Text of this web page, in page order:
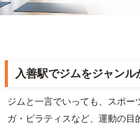
入善駅でジムをジャンル
ジムと一言でいっても、スポー
ガ・ピラティスなど、運動の